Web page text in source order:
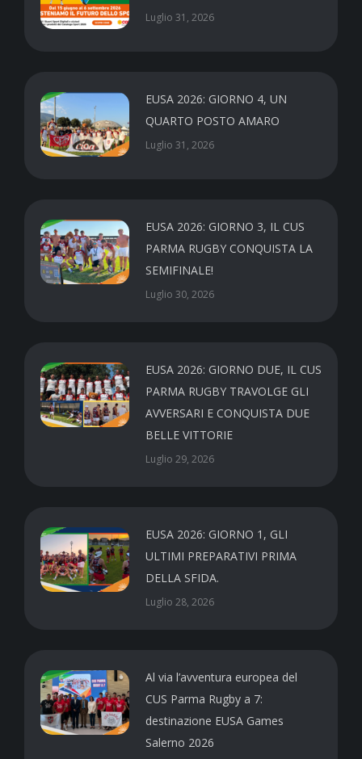
Luglio 31, 2026
EUSA 2026: GIORNO 4, UN
QUARTO POSTO AMARO
Luglio 31, 2026
EUSA 2026: GIORNO 3, IL CUS
PARMA RUGBY CONQUISTA LA
SEMIFINALE!
Luglio 30, 2026
EUSA 2026: GIORNO DUE, IL CUS
PARMA RUGBY TRAVOLGE GLI
AVVERSARI E CONQUISTA DUE
BELLE VITTORIE
Luglio 29, 2026
EUSA 2026: GIORNO 1, GLI
ULTIMI PREPARATIVI PRIMA
DELLA SFIDA.
Luglio 28, 2026
Al via l’avventura europea del
CUS Parma Rugby a 7:
destinazione EUSA Games
Salerno 2026